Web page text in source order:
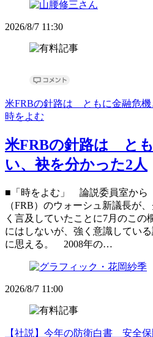
2026/8/7 11:30
米FRBの針路は ともに金融危機
時をよむ
米FRBの針路は と
い、袂を分かった2人
■「時をよむ」 論説委員室から
（FRB）のウォーシュ新議長が
く言及していたことに7月のこの
にはしないが、強く意識してい
に思える。 2008年の…
2026/8/7 11:00
【社説】今年の防衛白書 安全